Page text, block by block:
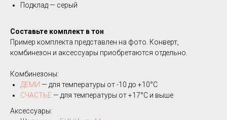
Подклад — серый
Составьте комплект в тон
Пример комплекта представлен на фото. Конверт,
комбинезон и аксессуары приобретаются отдельно.
Комбинезоны:
ДЕМИ — для температуры от -10 до +10°C
СЧАСТЬЕ — для температуры от +17°C и выше
Аксессуары: